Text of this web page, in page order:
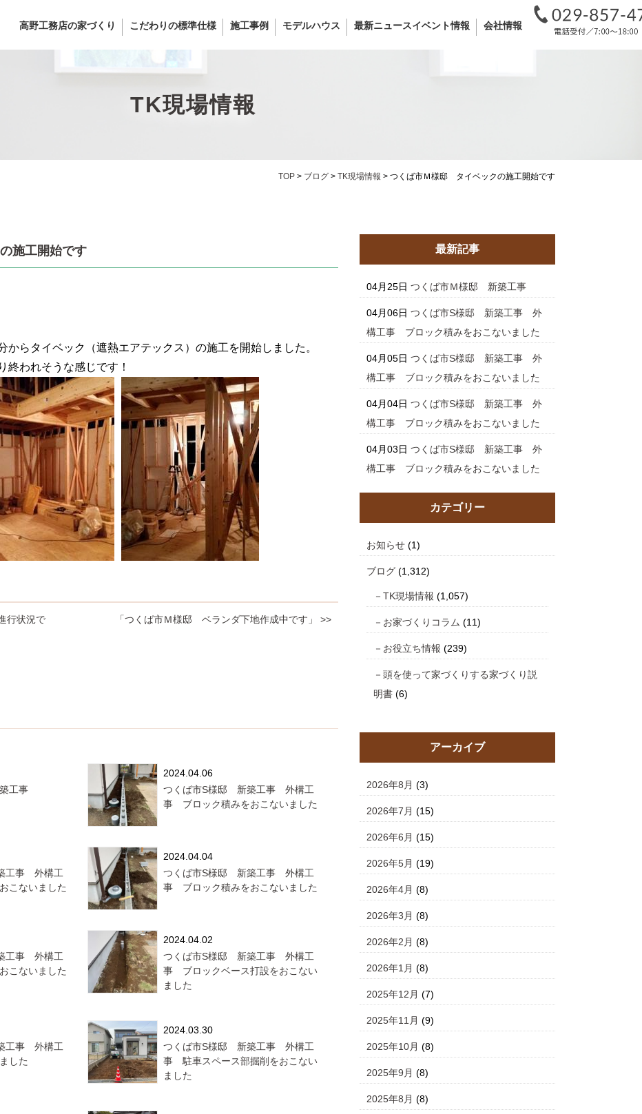
高野工務店の家づくり こだわりの標準仕様 施工事例 モデルハウス 最新ニュースイベント情報 会社情報
TK現場情報
TOP> ブログ> TK現場情報 > つくば市Ｍ様邸 タイベックの施工開始です
施工開始です
からタイベック（遮熱エアテックス）の施工を開始しました。
終われそうな感じです！
行状況で
「つくば市Ｍ様邸 ベランダ下地作成中です」 >>
工事
2024.04.06
つくば市S様邸 新築工事 外構工
事 ブロック積みをおこないました
工事 外構工
こないました
2024.04.04
つくば市S様邸 新築工事 外構工
事 ブロック積みをおこないました
工事 外構工
こないました
2024.04.02
つくば市S様邸 新築工事 外構工
事 ブロックベース打設をおこない
ました
工事 外構工
した
2024.03.30
つくば市S様邸 新築工事 外構工
事 駐車スペース部掘削をおこない
ました
最新記事
04月25日 つくば市Ｍ様邸 新築工事
04月06日 つくば市S様邸 新築工事 外
構工事 ブロック積みをおこないました
04月05日 つくば市S様邸 新築工事 外
構工事 ブロック積みをおこないました
04月04日 つくば市S様邸 新築工事 外
構工事 ブロック積みをおこないました
04月03日 つくば市S様邸 新築工事 外
構工事 ブロック積みをおこないました
カテゴリー
お知らせ (1)
ブログ (1,312)
TK現場情報 (1,057)
お家づくりコラム (11)
お役立ち情報 (239)
頭を使って家づくりする家づくり説
明書 (6)
アーカイブ
2026年8月 (3)
2026年7月 (15)
2026年6月 (15)
2026年5月 (19)
2026年4月 (8)
2026年3月 (8)
2026年2月 (8)
2026年1月 (8)
2025年12月 (7)
2025年11月 (9)
2025年10月 (8)
2025年9月 (8)
2025年8月 (8)